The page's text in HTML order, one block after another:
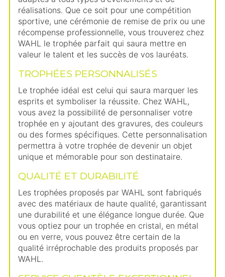
réalisations. Que ce soit pour une compétition
sportive, une cérémonie de remise de prix ou une
récompense professionnelle, vous trouverez chez
WAHL le trophée parfait qui saura mettre en
valeur le talent et les succès de vos lauréats.
TROPHÉES PERSONNALISÉS
Le trophée idéal est celui qui saura marquer les
esprits et symboliser la réussite. Chez WAHL,
vous avez la possibilité de personnaliser votre
trophée en y ajoutant des gravures, des couleurs
ou des formes spécifiques. Cette personnalisation
permettra à votre trophée de devenir un objet
unique et mémorable pour son destinataire.
QUALITÉ ET DURABILITÉ
Les trophées proposés par WAHL sont fabriqués
avec des matériaux de haute qualité, garantissant
une durabilité et une élégance longue durée. Que
vous optiez pour un trophée en cristal, en métal
ou en verre, vous pouvez être certain de la
qualité irréprochable des produits proposés par
WAHL.